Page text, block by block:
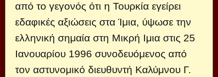
από το γεγονός ότι η Τουρκία εγείρει
εδαφικές αξιώσεις στα Ίμια, ύψωσε την
ελληνική σημαία στη Μικρή Ιμια στις 25
Ιανουαρίου 1996 συνοδευόμενος από
τον αστυνομικό διευθυντή Καλύμνου Γ.